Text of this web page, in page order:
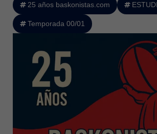
25 años baskonistas.com
Temporada 00/01